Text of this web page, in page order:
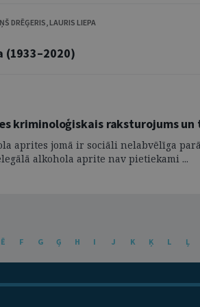
DRĒĢERIS, LAURIS LIEPA
(1933–2020)
kriminoloģiskais raksturojums un
aprites jomā ir sociāli nelabvēlīga
alkohola aprite nav pietiekami ...
Ē F G Ģ H I J K Ķ L Ļ